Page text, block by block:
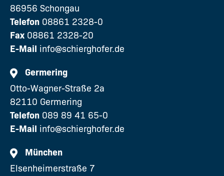
86956 Schongau
Telefon 08861 2328-0
Fax 08861 2328-20
E-Mail info@schierghofer.de
Germering
Otto-Wagner-Straße 2a
82110 Germering
Telefon 089 89 41 65-0
E-Mail info@schierghofer.de
München
Elsenheimerstraße 7